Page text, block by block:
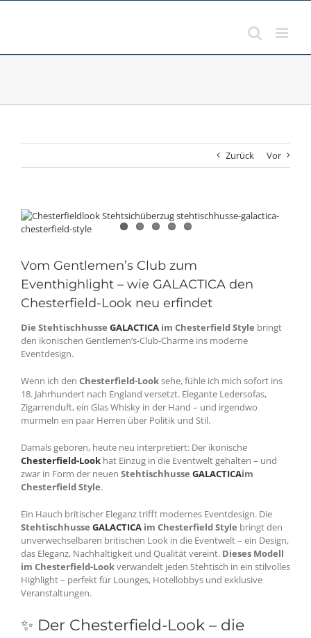
Zurück Vor
Zeige
grösseres
Vom Gentlemen’s Club zum
Eventhighlight – wie GALACTICA den
Chesterfield-Look neu erfindet
Die Stehtischhusse GALACTICA im Chesterfield Style bringt
den ikonischen Gentlemen’s-Club-Charme ins moderne
Eventdesign.
Wenn ich den Chesterfield-Looksehe, fühle ich mich sofort ins
18. Jahrhundert nach England versetzt. Elegante Ledersofas,
Zigarrenduft, ein Glas Whisky in der Hand – und irgendwo
murmeln ein paar Herren über Politik und Stil.
Damals geboren, heute neu interpretiert: Der ikonische
Chesterfield-Look hat Einzug in die Eventwelt gehalten – und
zwar in Form der neuen Stehtischhusse GALACTICAim
Chesterfield Style.
Ein Hauch britischer Eleganz trifft modernes Eventdesign. Die
Stehtischhusse GALACTICA im Chesterfield Style bringt den
unverwechselbaren britischen Look in die Eventwelt – ein Design,
das Eleganz, Nachhaltigkeit und Qualität vereint. Dieses Modell
im Chesterfield-Lookverwandelt jeden Stehtisch in ein stilvolles
Highlight – perfekt für Lounges, Hotellobbys und exklusive
Veranstaltungen.
✨ Der Chesterfield-Look – die